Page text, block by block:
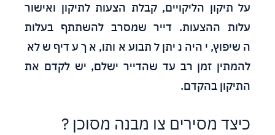
על תיקון הליקויים, קבלת הצעות לתיקון ואישור
עלות ההצעות. דייר שמסרב להשתתף בעלות
השיפוץ, יהיה ניתן לתבוע אותו, אך עדיף שלא
להמתין זמן רב עד שהדייר ישלם, יש לקדם את
התיקון בהקדם.
כיצד מסירים צו מבנה מסוכן ?